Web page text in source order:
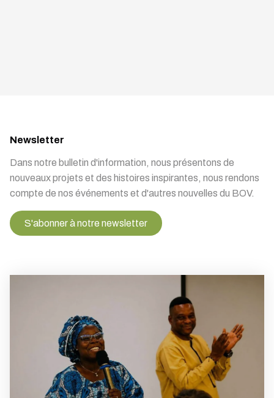
Newsletter
Dans notre bulletin d'information, nous présentons de
nouveaux projets et des histoires inspirantes, nous rendons
compte de nos événements et d'autres nouvelles du BOV.
S'abonner à notre newsletter